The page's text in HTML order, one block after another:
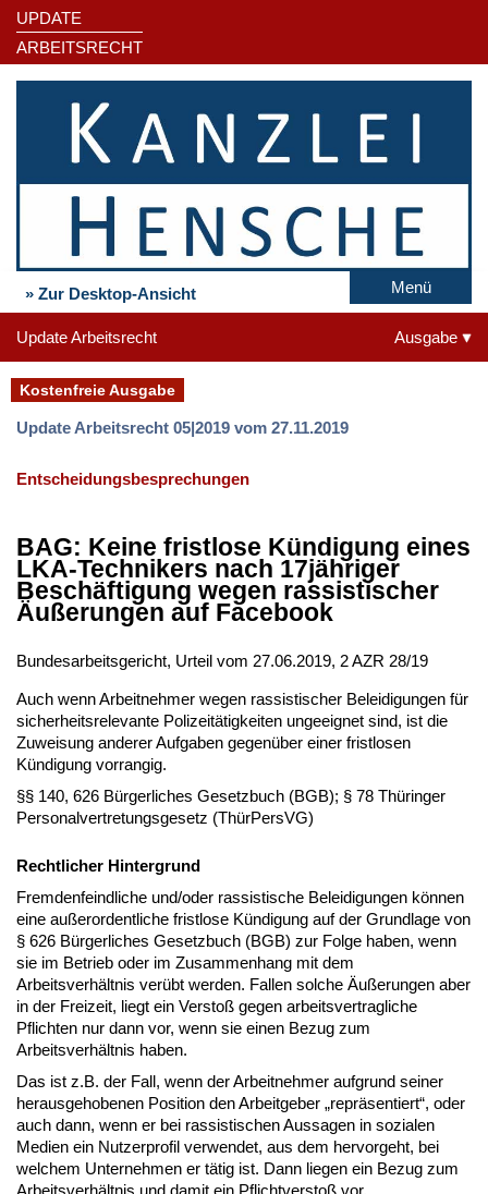
UPDATE
ARBEITSRECHT
» Zur Desktop-Ansicht Menü
Update Arbeitsrecht Ausgabe
Kostenfreie Ausgabe
Update Arbeitsrecht 05|2019 vom 27.11.2019
Entscheidungsbesprechungen
BAG: Keine fristlose Kündigung eines
LKA-Technikers nach 17jähriger
Beschäftigung wegen rassistischer
Äußerungen auf Facebook
Bundesarbeitsgericht, Urteil vom 27.06.2019, 2 AZR 28/19
Auch wenn Arbeitnehmer wegen rassistischer Beleidigungen für
sicherheitsrelevante Polizeitätigkeiten ungeeignet sind, ist die
Zuweisung anderer Aufgaben gegenüber einer fristlosen
Kündigung vorrangig.
§§ 140, 626 Bürgerliches Gesetzbuch (BGB); § 78 Thüringer
Personalvertretungsgesetz (ThürPersVG)
Rechtlicher Hintergrund
Fremdenfeindliche und/oder rassistische Beleidigungen können
eine außerordentliche fristlose Kündigung auf der Grundlage von
§ 626 Bürgerliches Gesetzbuch (BGB) zur Folge haben, wenn
sie im Betrieb oder im Zusammenhang mit dem
Arbeitsverhältnis verübt werden. Fallen solche Äußerungen aber
in der Freizeit, liegt ein Verstoß gegen arbeitsvertragliche
Pflichten nur dann vor, wenn sie einen Bezug zum
Arbeitsverhältnis haben.
Das ist z.B. der Fall, wenn der Arbeitnehmer aufgrund seiner
herausgehobenen Position den Arbeitgeber „repräsentiert“, oder
auch dann, wenn er bei rassistischen Aussagen in sozialen
Medien ein Nutzerprofil verwendet, aus dem hervorgeht, bei
welchem Unternehmen er tätig ist. Dann liegen ein Bezug zum
Arbeitsverhältnis und damit ein Pflichtverstoß vor.